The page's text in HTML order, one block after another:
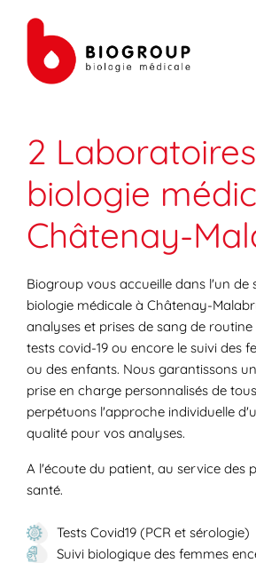
PRÉPAREZ VOS ANALYSES
LES SPÉCIALITÉS DE LA BIOLOGIE
VOTRE ESPACE PATIENT
2
biologie
Châtenay-
Biogroup vous accueille dans l'un de
biologie médicale à Châtenay-
analyses et prises de sang de routine
tests covid-19 ou encore le suivi des
ou des enfants. Nous garantissons
prise en charge personnalisés de
perpétuons l'approche individuelle
qualité pour vos analyses.
A l'écoute du patient, au service des
santé.
Tests Covid19 (PCR et sérologie)
Suivi biologique des femmes